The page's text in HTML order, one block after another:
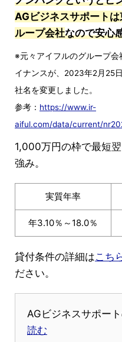
AGビジネスサポート
ループ会社なので安心
※元々アイフルのグループ
イナンスが、2023年2月25
社名を変更しました。
参考： https://www.ir-
aiful.com/data/current/
1,000万円の枠で最短
強み。
実質年率
年3.10％～18.0％
貸付条件の詳細はこち
ださい。
AGビジネスサポー
読む